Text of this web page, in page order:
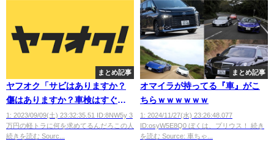
まとめ記事
ヤフオク「サビはありますか？
傷はありますか？車検はすぐ通
りますか？不具合はないです
か？」
1: 2023/09/09(土) 23:32:35.51 ID:8NW5y 3
万円の軽トラに何を求めてるんだろこの人
続きを読む Sourc...
まとめ記事
オマイラが持ってる『車』がこ
ちらｗｗｗｗｗｗ
1: 2024/11/27(水) 23:26:48.077
ID:osyW5E8Q0 ぼくは、プリウス！ 続き
を読む Source: 車ちゃ...